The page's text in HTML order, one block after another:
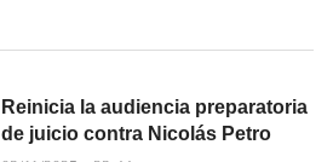
Reinicia la audiencia preparatoria
de juicio contra Nicolás Petro